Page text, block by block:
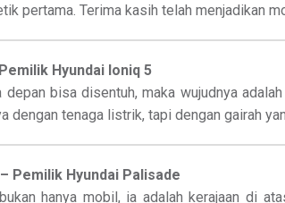
pertama. Terima kasih telah menjadikan
Hyundai Ioniq 5
depan bisa disentuh, maka wujudnya adalah
dengan tenaga listrik, tapi dengan gairah
Pemilik Hyundai Palisade
hanya mobil, ia adalah kerajaan di